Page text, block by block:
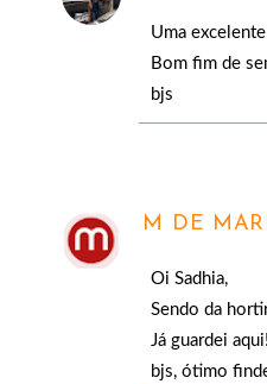
Uma
Bom fim de
bjs
M DE
Oi Sadhia,
Sendo da
Já guardei aqui!
bjs, ótimo